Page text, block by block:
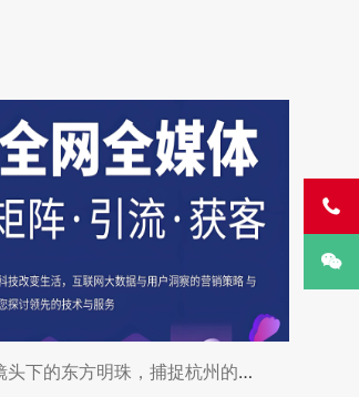
镜头下的东方明珠，捕捉杭州的独特魅力

